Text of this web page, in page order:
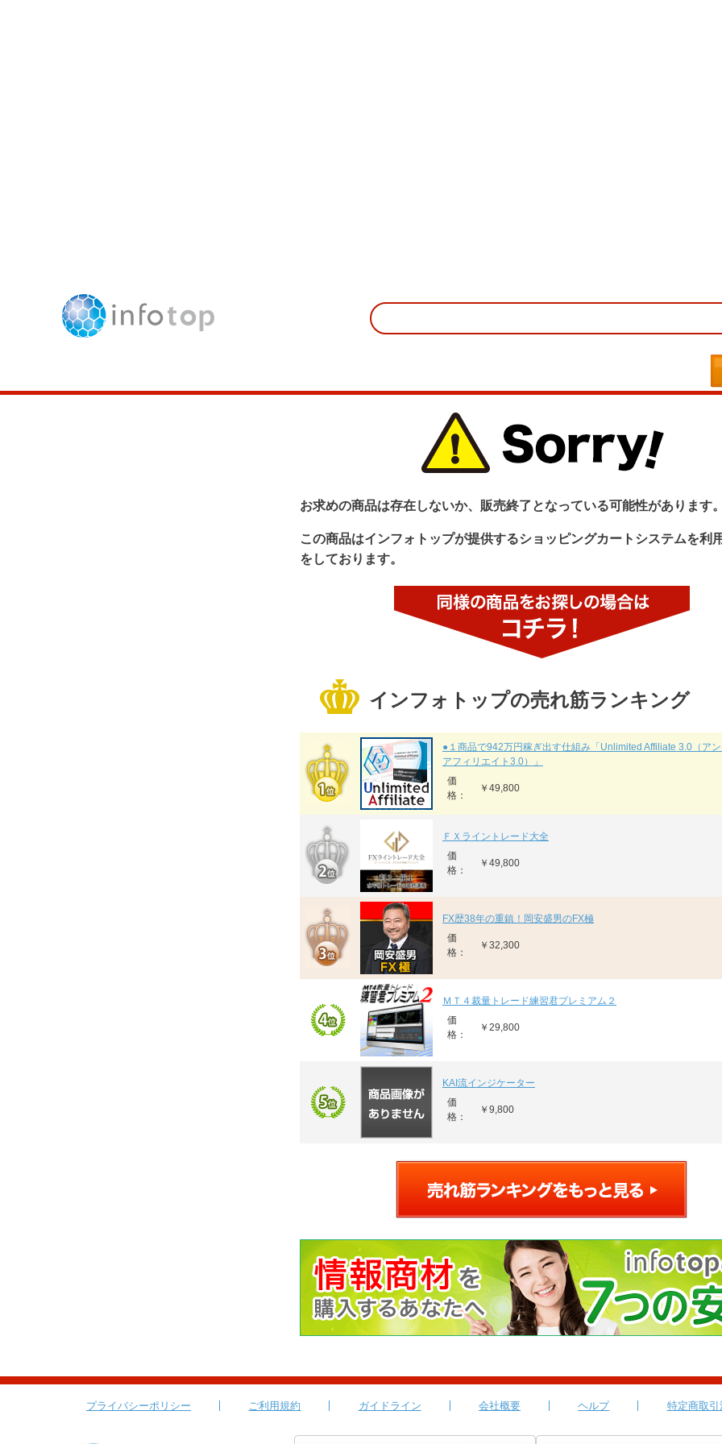
お求めの商品は存在しないか、販売終了となっている可能性があります。
この商品はインフォトップが提供するショッピングカートシステムを利
をしております。
インフォトップの売れ筋ランキング
●１商品で942万円稼ぎ出す仕組み「Unlimited Affiliate 3.0（ア
アフィリエイト3.0）」
価
格：
￥49,800
ＦＸライントレード大全
価
格：
￥49,800
FX歴38年の重鎮！岡安盛男のFX極
価
格：
￥32,300
ＭＴ４裁量トレード練習君プレミアム２
価
格：
￥29,800
KAI流インジケーター
価
格：
￥9,800
プライバシーポリシー ご利用規約 ガイドライン 会社概要 ヘルプ 特定商取